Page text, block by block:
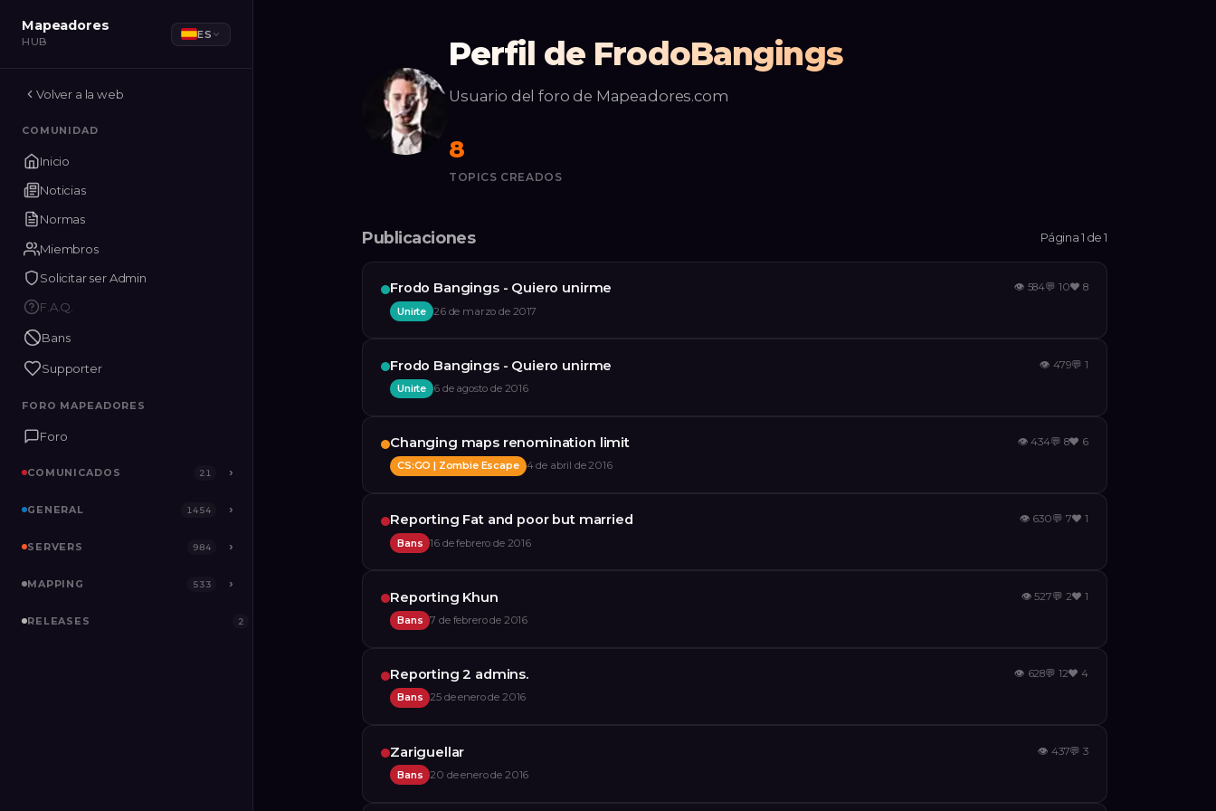
Mapeadores
HUB
ES
Volver a la web
COMUNIDAD
Inicio
Noticias
Normas
Miembros
Solicitar ser Admin
F.A.Q.
Bans
Supporter
FORO MAPEADORES
Foro
COMUNICADOS 21 ›
GENERAL 1454 ›
SERVERS 984 ›
MAPPING 533 ›
RELEASES 2
Perfil de FrodoBangings
Usuario del foro de Mapeadores.com
8
TOPICS CREADOS
Publicaciones Página 1 de 1
Frodo Bangings - Quiero unirme
Unirte 26 de marzo de 2017
👁 584💬 10❤️8
Frodo Bangings - Quiero unirme
Unirte 6 de agosto de 2016
👁 479💬1
Changing maps renomination limit
CS:GO | Zombie Escape 4 de abril de 2016
👁434💬 8❤️ 6
Reporting Fat and poor but married
Bans 16 de febrero de 2016
👁 630💬 7❤️1
Reporting Khun
Bans 7 de febrero de 2016
👁527💬 2❤️1
Reporting 2 admins.
Bans 25 de enero de 2016
👁 628💬 12❤️4
Zariguellar
Bans 20 de enero de 2016
👁 437💬3